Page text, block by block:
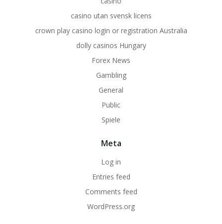
casino utan svensk licens
crown play casino login or registration Australia
dolly casinos Hungary
Forex News
Gambling
General
Public
Spiele
Meta
Log in
Entries feed
Comments feed
WordPress.org